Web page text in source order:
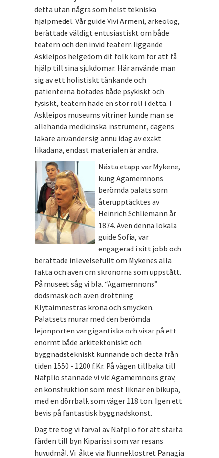
detta utan några som helst tekniska
hjälpmedel. Vår guide Vivi Armeni, arkeolog,
berättade väldigt entusiastiskt om både
teatern och den invid teatern liggande
Askleipos helgedom dit folk kom för att få
hjälp till sina sjukdomar. Här använde man
sig av ett holistiskt tänkande och
patienterna botades både psykiskt och
fysiskt, teatern hade en stor roll i detta. I
Askleipos museums vitriner kunde man se
allehanda medicinska instrument, dagens
läkare använder sig ännu idag av exakt
likadana, endast materialen är andra.
Nästa etapp var Mykene,
kung Agamemnons
berömda palats som
återupptäcktes av
Heinrich Schliemann år
1874. Även denna lokala
guide Sofia, var
engagerad i sitt jobb och
berättade inlevelsefullt om Mykenes alla
fakta och även om skrönorna som uppstått.
På museet såg vi bla. “Agamemnons”
dödsmask och även drottning
Klytaimnestras krona och smycken.
Palatsets murar med den berömda
lejonporten var gigantiska och visar på ett
enormt både arkitektoniskt och
byggnadstekniskt kunnande och detta från
tiden 1550 - 1200 f.Kr. På vägen tillbaka till
Nafplio stannade vi vid Agamemnons grav,
en konstruktion som mest liknar en bikupa,
med en dörrbalk som väger 118 ton. Igen ett
bevis på fantastisk byggnadskonst.
Dag tre tog vi farväl av Nafplio för att starta
färden till byn Kiparissi som var resans
huvudmål. Vi åkte via Nunneklostret Panagia